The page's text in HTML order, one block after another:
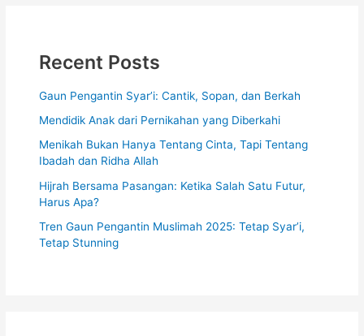
Recent Posts
Gaun Pengantin Syar’i: Cantik, Sopan, dan Berkah
Mendidik Anak dari Pernikahan yang Diberkahi
Menikah Bukan Hanya Tentang Cinta, Tapi Tentang
Ibadah dan Ridha Allah
Hijrah Bersama Pasangan: Ketika Salah Satu Futur,
Harus Apa?
Tren Gaun Pengantin Muslimah 2025: Tetap Syar’i,
Tetap Stunning